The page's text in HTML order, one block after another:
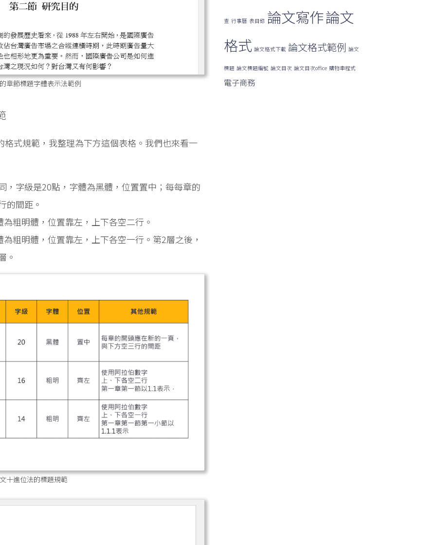
章節標題字體表示法範例
式規範，我整理為下方這個表格。我們也來看一
，字級是20點，字體為黑體，位置置中；每每章的
的間距。
粗明體，位置靠左，上下各空二行。
粗明體，位置靠左，上下各空一行。第2層之後，
。
十進位法的標題規範
查 行事曆 表目錄 論文寫作論文
格式 論文格式下載 論文格式範例 論文
標題 論文標題編號 論文目次 論文目次office 購物車程式
電子商務